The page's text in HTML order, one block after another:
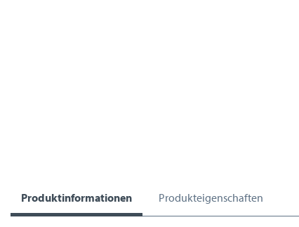
Produktinformationen Produkteigenschaften